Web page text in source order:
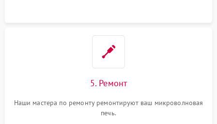
5. Ремонт
Наши мастера по ремонту ремонтируют ваш микроволновая
печь.